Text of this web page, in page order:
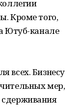
Кроме того,
Ютуб-канале
всех. Бизнесу
мер,